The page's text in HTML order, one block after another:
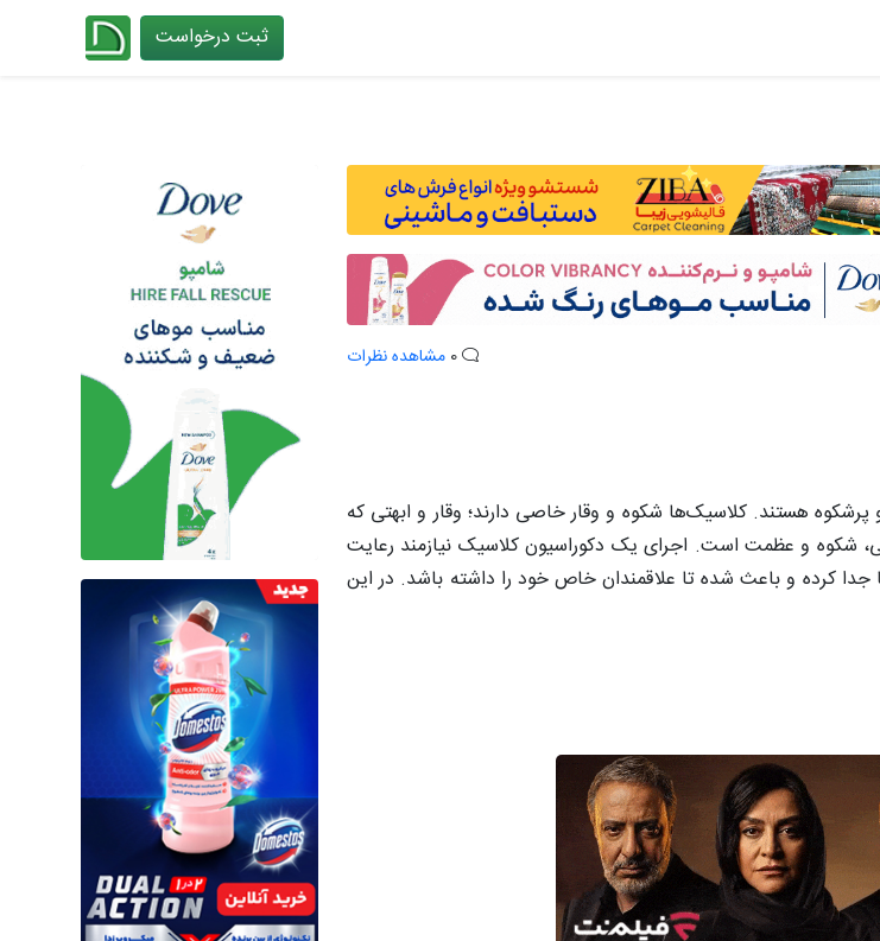
ثبت درخواست
مشاهده نظرات
هستند. کلاسیک‌ها شکوه و وقار خاصی دارند؛ وقار و ابهتی که
شکوه و عظمت است. اجرای یک دکوراسیون کلاسیک نیازمند رعایت
کرده و باعث شده تا علاقمندان خاص خود را داشته باشد. در این